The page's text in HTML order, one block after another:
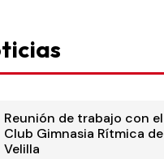
Reunión de trabajo con el
Club Gimnasia Rítmica de
Velilla